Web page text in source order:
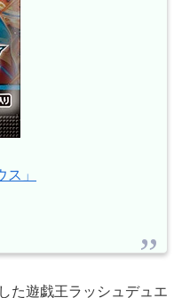
」
た遊戯王ラッシュデュエ